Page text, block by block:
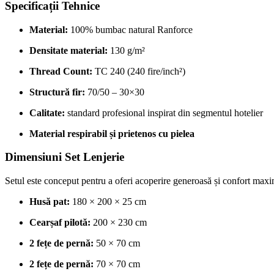
Specificații Tehnice
Material: 100% bumbac natural Ranforce
Densitate material: 130 g/m²
Thread Count: TC 240 (240 fire/inch²)
Structură fir: 70/50 – 30×30
Calitate: standard profesional inspirat din segmentul hotelier
Material respirabil și prietenos cu pielea
Dimensiuni Set Lenjerie
Setul este conceput pentru a oferi acoperire generoasă și confort
Husă pat: 180 × 200 × 25 cm
Cearșaf pilotă: 200 × 230 cm
2 fețe de pernă: 50 × 70 cm
2 fețe de pernă: 70 × 70 cm